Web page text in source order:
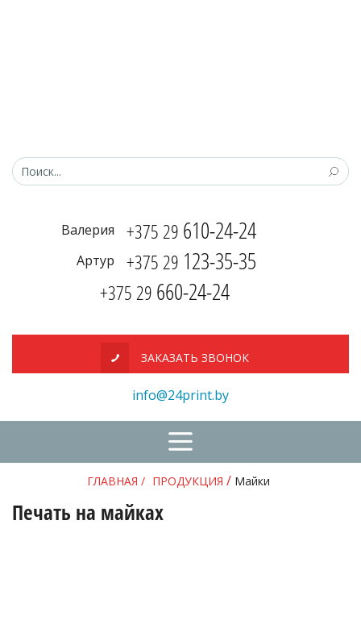
Валерия +375 29 610-24-24
Артур +375 29 123-35-35
+375 29 660-24-24
ЗАКАЗАТЬ ЗВОНОК
info@24print.by
ГЛАВНАЯ / ПРОДУКЦИЯ / Майки
Печать на майках